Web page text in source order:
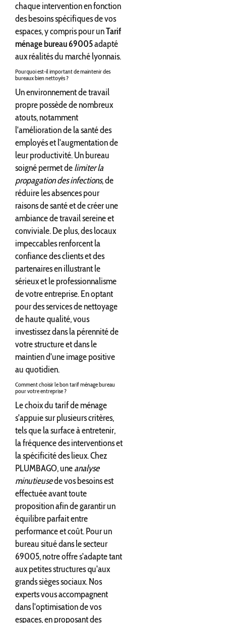
chaque intervention en fonction
des besoins spécifiques de vos
espaces, y compris pour unTarif
ménage bureau 69005adapté
aux réalités du marché lyonnais.
Pourquoi est-il important de maintenir des
bureaux bien nettoyés ?
Un environnement de travail
propre possède de nombreux
atouts, notamment
l'amélioration de la santé des
employés et l'augmentation de
leur productivité. Un bureau
soigné permet delimiter la
propagation des infections, de
réduire les absences pour
raisons de santé et de créer une
ambiance de travail sereine et
conviviale. De plus, des locaux
impeccables renforcent la
confiance des clients et des
partenaires en illustrant le
sérieux et le professionnalisme
de votre entreprise. En optant
pour des services de nettoyage
de haute qualité, vous
investissez dans la pérennité de
votre structure et dans le
maintien d'une image positive
au quotidien.
Comment choisir le bon tarif ménage bureau
pour votre entreprise ?
Le choix du tarif de ménage
s'appuie sur plusieurs critères,
tels que la surface à entretenir,
la fréquence des interventions et
la spécificité des lieux. Chez
PLUMBAGO, uneanalyse
minutieusede vos besoins est
effectuée avant toute
proposition afin de garantir un
équilibre parfait entre
performance et coût. Pour un
bureau situé dans le secteur
69005, notre offre s'adapte tant
aux petites structures qu'aux
grands sièges sociaux. Nos
experts vous accompagnent
dans l'optimisation de vos
espaces, en proposant des